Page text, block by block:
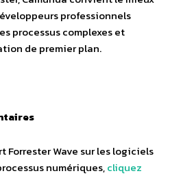
professionnels
processus complexes et
de premier plan.
Forrester Wave sur les logiciels
numériques,cliquez